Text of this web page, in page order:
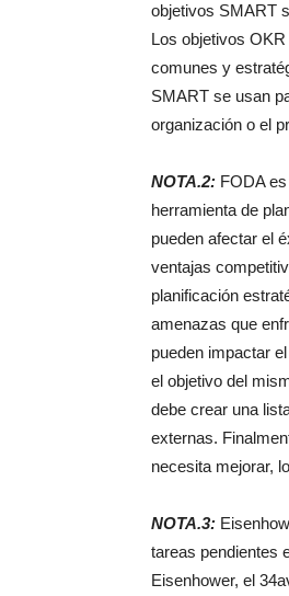
objetivos SMART
Los objetivos
comunes y
SMART se usan
organización o el
NOTA.2: FODA
herramienta de
pueden afectar el
ventajas
planificación
amenazas que
pueden impactar
el objetivo del
debe crear una
externas.
necesita mejorar,
NOTA.3:
tareas pendientes
Eisenhower, el